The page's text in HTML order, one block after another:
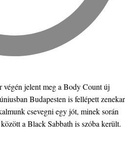
végén jelent meg a Body Count új
Budapesten is fellépett zenekar
csevegni egy jót, minek során
a Black Sabbath is szóba került.